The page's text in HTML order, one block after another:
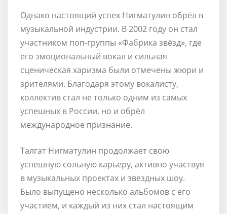
Однако настоящий успех Нигматулин обрёл в
музыкальной индустрии. В 2002 году он стал
участником поп-группы «Фабрика звёзд», где
его эмоциональный вокал и сильная
сценическая харизма были отмечены жюри и
зрителями. Благодаря этому вокалисту,
коллектив стал не только одним из самых
успешных в России, но и обрёл
международное признание.
Талгат Нигматулин продолжает свою
успешную сольную карьеру, активно участвуя
в музыкальных проектах и звездных шоу.
Было выпущено несколько альбомов с его
участием, и каждый из них стал настоящим